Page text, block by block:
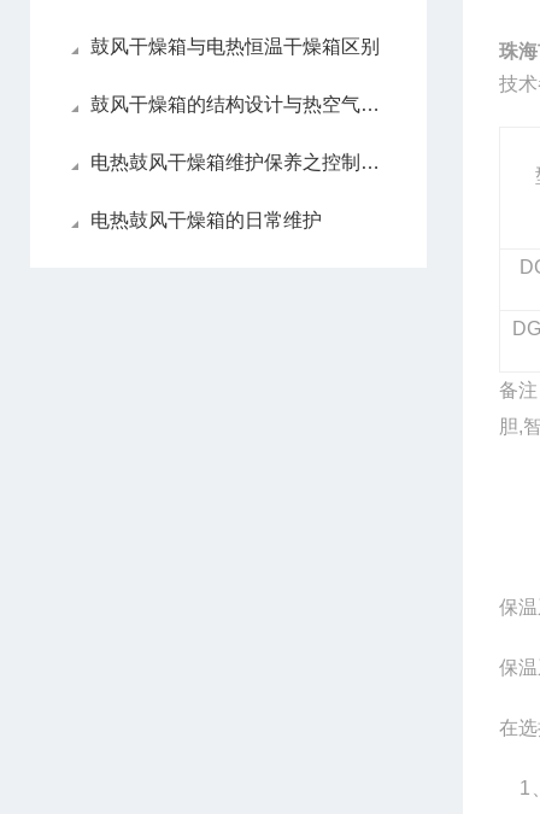
鼓风干燥箱与电热恒温干燥箱区别
鼓风干燥箱的结构设计与热空气循环原理
电热鼓风干燥箱维护保养之控制系统
电热鼓风干燥箱的日常维护
珠
技
备
胆,
保
保
在
1